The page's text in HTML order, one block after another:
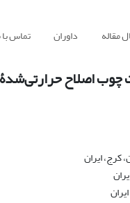
مقاله داوران تماس با
اصلاح حرارتی‌شدۀ
کرج، ایران